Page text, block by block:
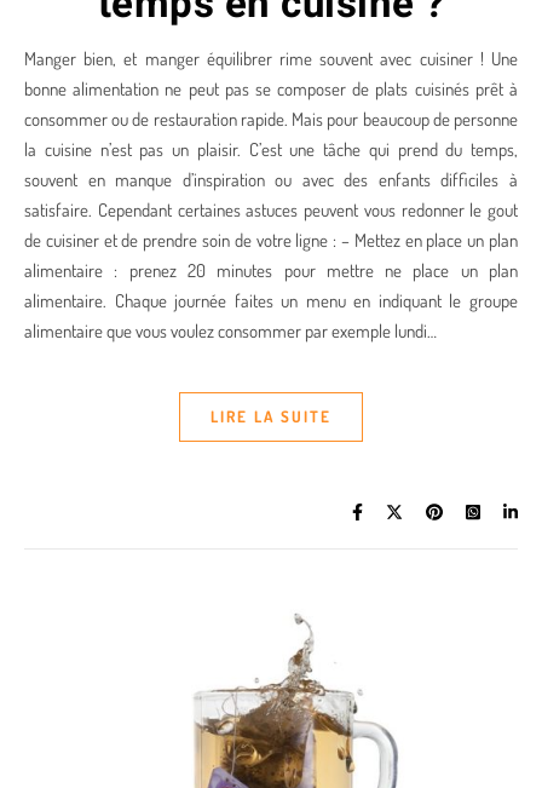
Manger bien, et manger équilibrer rime souvent avec cuisiner ! Une
bonne alimentation ne peut pas se composer de plats cuisinés prêt à
consommer ou de restauration rapide. Mais pour beaucoup de personne
la cuisine n’est pas un plaisir. C’est une tâche qui prend du temps,
souvent en manque d’inspiration ou avec des enfants difficiles à
satisfaire. Cependant certaines astuces peuvent vous redonner le gout
de cuisiner et de prendre soin de votre ligne : – Mettez en place un plan
alimentaire : prenez 20 minutes pour mettre ne place un plan
alimentaire. Chaque journée faites un menu en indiquant le groupe
alimentaire que vous voulez consommer par exemple lundi…
LIRE LA SUITE